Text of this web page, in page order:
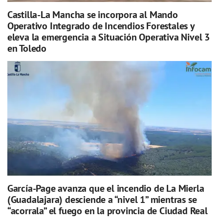
Castilla-La Mancha se incorpora al Mando
Operativo Integrado de Incendios Forestales y
eleva la emergencia a Situación Operativa Nivel 3
en Toledo
García-Page avanza que el incendio de La Mierla
(Guadalajara) desciende a “nivel 1” mientras se
“acorrala” el fuego en la provincia de Ciudad Real